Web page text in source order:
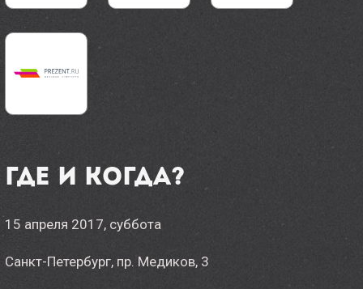
Где и когда?
15 апреля 2017, суббота
Санкт-Петербург, пр. Медиков, 3